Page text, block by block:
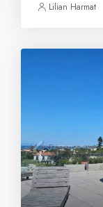
Lilian Harmat